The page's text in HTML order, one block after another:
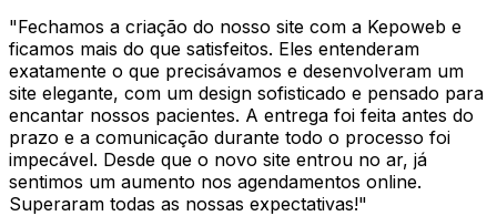
"Fechamos a criação do nosso site com a Kepoweb e
ficamos mais do que satisfeitos. Eles entenderam
exatamente o que precisávamos e desenvolveram um
site elegante, com um design sofisticado e pensado para
encantar nossos pacientes. A entrega foi feita antes do
prazo e a comunicação durante todo o processo foi
impecável. Desde que o novo site entrou no ar, já
sentimos um aumento nos agendamentos online.
Superaram todas as nossas expectativas!"